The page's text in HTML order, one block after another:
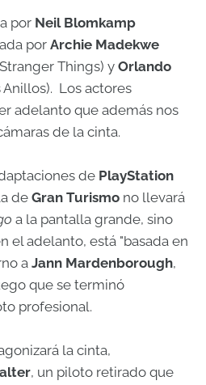
por Neil Blomkamp
por Archie Madekwe
Things) y Orlando
Anillos). Los actores
adelanto que además nos
de la cinta.
de PlayStation
de Gran Turismo no llevará
a la pantalla grande, sino
el adelanto, está "basada en
a Jann Mardenborough,
que se terminó
profesional.
la cinta,
, un piloto retirado que